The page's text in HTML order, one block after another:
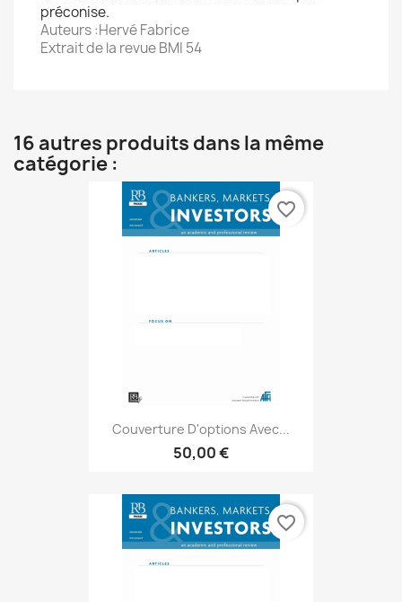
préconise.
Auteurs :Hervé Fabrice
Extrait de la revue BMI 54
16 autres produits dans la même
catégorie :
Couverture D'options Avec...
50,00 €
favorite_border
favorite_border